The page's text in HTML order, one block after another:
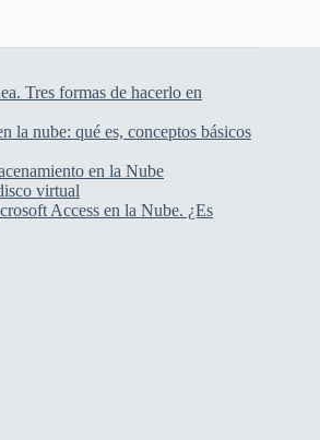
Tres formas de hacerlo en
la nube: qué es, conceptos básicos
en la Nube
virtual
Access en la Nube. ¿Es